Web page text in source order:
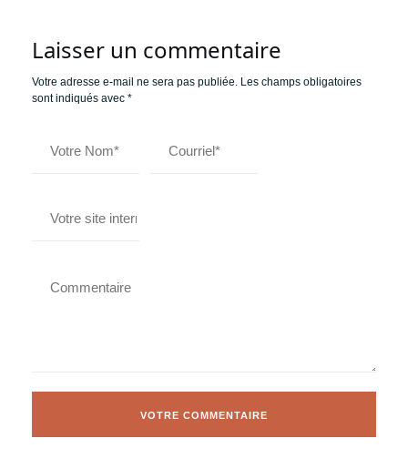
Laisser un commentaire
Votre adresse e-mail ne sera pas publiée. Les champs obligatoires
sont indiqués avec *